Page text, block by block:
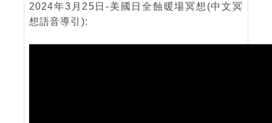
2024年3月25日-美國日全蝕暖場冥想(中文冥
想語音導引):